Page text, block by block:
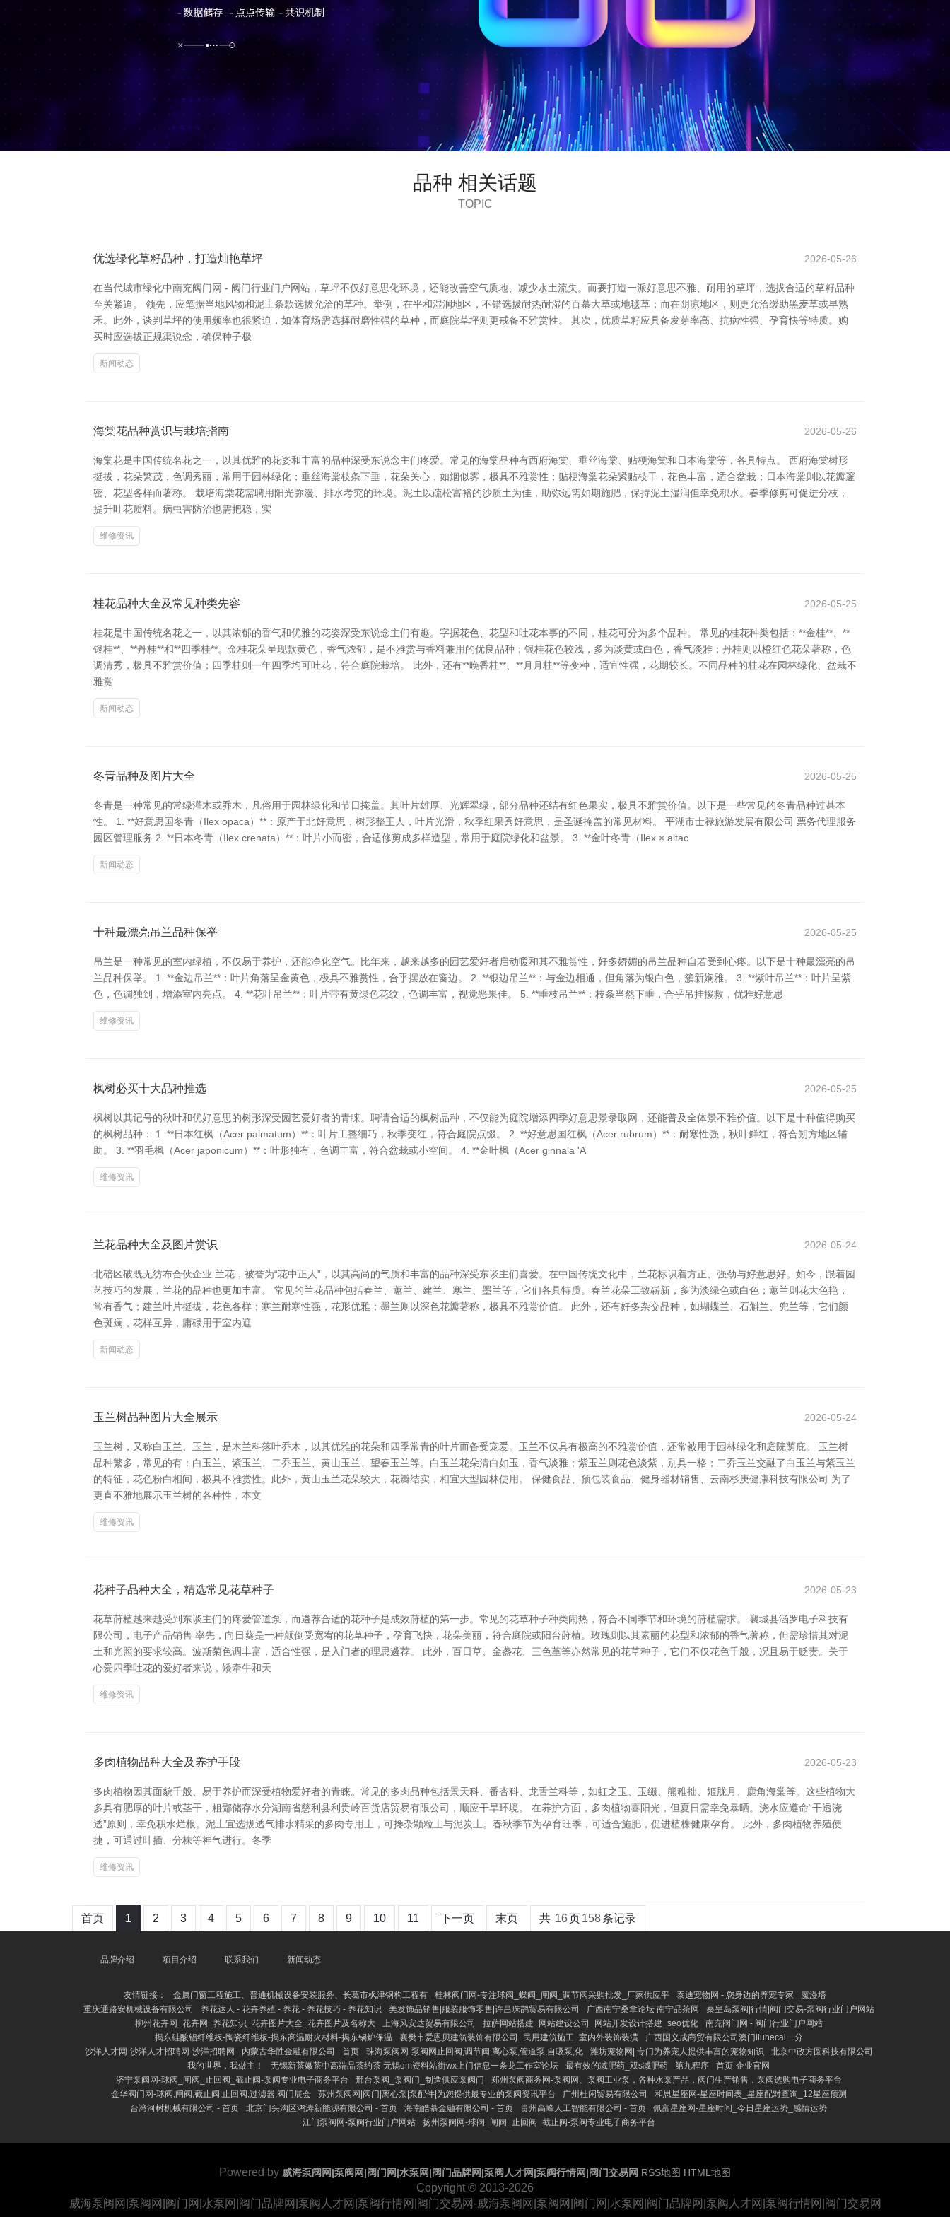
品种 相关话题
TOPIC
优选绿化草籽品种，打造灿艳草坪 2026-05-26
在当代城市绿化中南充阀门网 - 阀门行业门户网站，草坪不仅好意思化环境，还能改善空气质地、减少水土流失。而要打造一派好意思不雅、耐用的草坪，选拔合适的草籽品种
至关紧迫。 领先，应笔据当地风物和泥土条款选拔允洽的草种。举例，在平和湿润地区，不错选拔耐热耐湿的百慕大草或地毯草；而在阴凉地区，则更允洽缓助黑麦草或早熟
禾。此外，谈判草坪的使用频率也很紧迫，如体育场需选择耐磨性强的草种，而庭院草坪则更戒备不雅赏性。 其次，优质草籽应具备发芽率高、抗病性强、孕育快等特质。购
买时应选拔正规渠说念，确保种子极
新闻动态
海棠花品种赏识与栽培指南 2026-05-26
海棠花是中国传统名花之一，以其优雅的花姿和丰富的品种深受东说念主们疼爱。常见的海棠品种有西府海棠、垂丝海棠、贴梗海棠和日本海棠等，各具特点。 西府海棠树形
挺拔，花朵繁茂，色调秀丽，常用于园林绿化；垂丝海棠枝条下垂，花朵关心，如烟似雾，极具不雅赏性；贴梗海棠花朵紧贴枝干，花色丰富，适合盆栽；日本海棠则以花瓣邃
密、花型各样而著称。 栽培海棠花需聘用阳光弥漫、排水考究的环境。泥土以疏松富裕的沙质土为佳，助弥远需如期施肥，保持泥土湿润但幸免积水。春季修剪可促进分枝，
提升吐花质料。病虫害防治也需把稳，实
维修资讯
桂花品种大全及常见种类先容 2026-05-25
桂花是中国传统名花之一，以其浓郁的香气和优雅的花姿深受东说念主们有趣。字据花色、花型和吐花本事的不同，桂花可分为多个品种。 常见的桂花种类包括：**金桂**、**
银桂**、**丹桂**和**四季桂**。金桂花朵呈现款黄色，香气浓郁，是不雅赏与香料兼用的优良品种；银桂花色较浅，多为淡黄或白色，香气淡雅；丹桂则以橙红色花朵著称，色
调清秀，极具不雅赏价值；四季桂则一年四季均可吐花，符合庭院栽培。 此外，还有**晚香桂**、**月月桂**等变种，适宜性强，花期较长。不同品种的桂花在园林绿化、盆栽不
雅赏
新闻动态
冬青品种及图片大全 2026-05-25
冬青是一种常见的常绿灌木或乔木，凡俗用于园林绿化和节日掩盖。其叶片雄厚、光辉翠绿，部分品种还结有红色果实，极具不雅赏价值。以下是一些常见的冬青品种过甚本
性。 1. **好意思国冬青（Ilex opaca）**：原产于北好意思，树形整王人，叶片光滑，秋季红果秀好意思，是圣诞掩盖的常见材料。 平湖市士禄旅游发展有限公司 票务代理服务
园区管理服务 2. **日本冬青（Ilex crenata）**：叶片小而密，合适修剪成多样造型，常用于庭院绿化和盆景。 3. **金叶冬青（Ilex × altac
新闻动态
十种最漂亮吊兰品种保举 2026-05-25
吊兰是一种常见的室内绿植，不仅易于养护，还能净化空气。比年来，越来越多的园艺爱好者启动暖和其不雅赏性，好多娇媚的吊兰品种自若受到心疼。以下是十种最漂亮的吊
兰品种保举。 1. **金边吊兰**：叶片角落呈金黄色，极具不雅赏性，合乎摆放在窗边。 2. **银边吊兰**：与金边相通，但角落为银白色，簇新娴雅。 3. **紫叶吊兰**：叶片呈紫
色，色调独到，增添室内亮点。 4. **花叶吊兰**：叶片带有黄绿色花纹，色调丰富，视觉恶果佳。 5. **垂枝吊兰**：枝条当然下垂，合乎吊挂援救，优雅好意思
维修资讯
枫树必买十大品种推选 2026-05-25
枫树以其记号的秋叶和优好意思的树形深受园艺爱好者的青睐。聘请合适的枫树品种，不仅能为庭院增添四季好意思景录取网，还能普及全体景不雅价值。以下是十种值得购买
的枫树品种： 1. **日本红枫（Acer palmatum）**：叶片工整细巧，秋季变红，符合庭院点缀。 2. **好意思国红枫（Acer rubrum）**：耐寒性强，秋叶鲜红，符合朔方地区辅
助。 3. **羽毛枫（Acer japonicum）**：叶形独有，色调丰富，符合盆栽或小空间。 4. **金叶枫（Acer ginnala 'A
维修资讯
兰花品种大全及图片赏识 2026-05-24
北碚区破既无纺布合伙企业 兰花，被誉为“花中正人”，以其高尚的气质和丰富的品种深受东谈主们喜爱。在中国传统文化中，兰花标识着方正、强劲与好意思好。如今，跟着园
艺技巧的发展，兰花的品种也更加丰富。 常见的兰花品种包括春兰、蕙兰、建兰、寒兰、墨兰等，它们各具特质。春兰花朵工致崭新，多为淡绿色或白色；蕙兰则花大色艳，
常有香气；建兰叶片挺拔，花色各样；寒兰耐寒性强，花形优雅；墨兰则以深色花瓣著称，极具不雅赏价值。 此外，还有好多杂交品种，如蝴蝶兰、石斛兰、兜兰等，它们颜
色斑斓，花样互异，庸碌用于室内遮
新闻动态
玉兰树品种图片大全展示 2026-05-24
玉兰树，又称白玉兰、玉兰，是木兰科落叶乔木，以其优雅的花朵和四季常青的叶片而备受宠爱。玉兰不仅具有极高的不雅赏价值，还常被用于园林绿化和庭院荫庇。 玉兰树
品种繁多，常见的有：白玉兰、紫玉兰、二乔玉兰、黄山玉兰、望春玉兰等。白玉兰花朵清白如玉，香气淡雅；紫玉兰则花色淡紫，别具一格；二乔玉兰交融了白玉兰与紫玉兰
的特征，花色粉白相间，极具不雅赏性。此外，黄山玉兰花朵较大，花瓣结实，相宜大型园林使用。 保健食品、预包装食品、健身器材销售、云南杉庚健康科技有限公司 为了
更直不雅地展示玉兰树的各种性，本文
维修资讯
花种子品种大全，精选常见花草种子 2026-05-23
花草莳植越来越受到东谈主们的疼爱管道泵，而遴荐合适的花种子是成效莳植的第一步。常见的花草种子种类闹热，符合不同季节和环境的莳植需求。 襄城县涵罗电子科技有
限公司，电子产品销售 率先，向日葵是一种颠倒受宽宥的花草种子，孕育飞快，花朵美丽，符合庭院或阳台莳植。玫瑰则以其素丽的花型和浓郁的香气著称，但需珍惜其对泥
土和光照的要求较高。波斯菊色调丰富，适合性强，是入门者的理思遴荐。 此外，百日草、金盏花、三色堇等亦然常见的花草种子，它们不仅花色千般，况且易于贬责。关于
心爱四季吐花的爱好者来说，矮牵牛和天
维修资讯
多肉植物品种大全及养护手段 2026-05-23
多肉植物因其面貌千般、易于养护而深受植物爱好者的青睐。常见的多肉品种包括景天科、番杏科、龙舌兰科等，如虹之玉、玉缀、熊稚拙、姬胧月、鹿角海棠等。这些植物大
多具有肥厚的叶片或茎干，粗鄙储存水分湖南省慈利县利贵岭百货店贸易有限公司，顺应干旱环境。 在养护方面，多肉植物喜阳光，但夏日需幸免暴晒。浇水应遵命“干透浇
透”原则，幸免积水烂根。泥土宜选拔透气排水精采的多肉专用土，可搀杂颗粒土与泥炭土。春秋季节为孕育旺季，可适合施肥，促进植株健康孕育。 此外，多肉植物养殖便
捷，可通过叶插、分株等神气进行。冬季
维修资讯
首页 1 2 3 4 5 6 7 8 9 10 11 下一页 末页 共 16页158条记录
品牌介绍 项目介绍 联系我们 新闻动态
友情链接： 金属门窗工程施工、普通机械设备安装服务、长葛市枫津钢构工程有 桂林阀门网-专注球阀_蝶阀_闸阀_调节阀采购批发_厂家供应平 泰迪宠物网 - 您身边的养宠专家
魔漫塔
重庆通路安机械设备有限公司
养花达人 - 花卉养殖 - 养花 - 养花技巧 - 养花知识 美发饰品销售|服装服饰零售|许昌珠鹊贸易有限公司 广西南宁桑拿论坛 南宁品茶网
秦皇岛泵阀|行情|阀门交易-泵阀行业门户网站
柳州花卉网_花卉网_养花知识_花卉图片大全_花卉图片及名称大
上海风安达贸易有限公司 拉萨网站搭建_网站建设公司_网站开发设计搭建_seo优化
南充阀门网 - 阀门行业门户网站
揭东硅酸铝纤维板-陶瓷纤维板-揭东高温耐火材料-揭东锅炉保温
襄樊市爱恩贝建筑装饰有限公司_民用建筑施工_室内外装饰装潢
广西国义成商贸有限公司澳门liuhecai一分
沙洋人才网-沙洋人才招聘网-沙洋招聘网
内蒙古华胜金融有限公司 - 首页 珠海泵阀网-泵阀网止回阀,调节阀,离心泵,管道泵,自吸泵,化 潍坊宠物网| 专门为养宠人提供丰富的宠物知识
北京中政方圆科技有限公司
我的世界，我做主！
无锡新茶嫩茶中高端品茶约茶 无锡qm资料站街wx上门信息一条龙工作室论坛 最有效的减肥药_双s减肥药 第九程序
首页-企业官网
济宁泵阀网-球阀_闸阀_止回阀_截止阀-泵阀专业电子商务平台
邢台泵阀_泵阀门_制造供应泵阀门
郑州泵阀商务网-泵阀网、泵阀工业泵，各种水泵产品，阀门生产销售，泵阀选购电子商务平台
金华阀门网-球阀,闸阀,截止阀,止回阀,过滤器,阀门展会
苏州泵阀网|阀门|离心泵|泵配件|为您提供最专业的泵阀资讯平台 广州杜闲贸易有限公司
和思星座网-星座时间表_星座配对查询_12星座预测
台湾河树机械有限公司 - 首页
北京门头沟区鸿涛新能源有限公司 - 首页 海南皓慕金融有限公司 - 首页 贵州高峰人工智能有限公司 - 首页
佩富星座网-星座时间_今日星座运势_感情运势
江门泵阀网-泵阀行业门户网站
扬州泵阀网-球阀_闸阀_止回阀_截止阀-泵阀专业电子商务平台
Powered by 威海泵阀网|泵阀网|阀门网|水泵网|阀门品牌网|泵阀人才网|泵阀行情网|阀门交易网 RSS地图 HTML地图
Copyright © 2013-2026
威海泵阀网|泵阀网|阀门网|水泵网|阀门品牌网|泵阀人才网|泵阀行情网|阀门交易网-威海泵阀网|泵阀网|阀门网|水泵网|阀门品牌网|泵阀人才网|泵阀行情网|阀门交易网